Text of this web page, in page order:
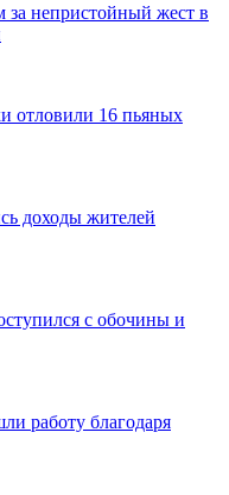
за непристойный жест в
отловили 16 пьяных
доходы жителей
с обочины и
работу благодаря